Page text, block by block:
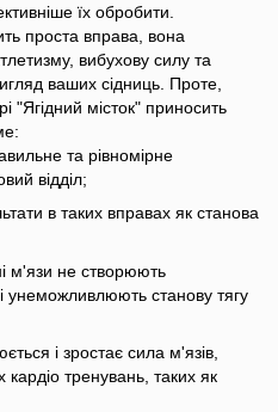
їх обробити.
проста вправа, вона
вибухову силу та
ваших сідниць. Проте,
"Ягідний місток" приносить
та рівномірне
відділ;
в таких вправах як станова
м'язи не створюють
унеможливлюють станову тягу
і зростає сила м'язів,
тренувань, таких як